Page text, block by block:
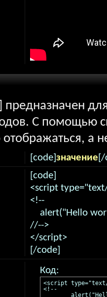
предназначен
С помощью
отображаться, а
[code]значение[/
[code]
<script
<!--
alert("Hello
//-->
</script>
[/code]
Код:
<script
<!--